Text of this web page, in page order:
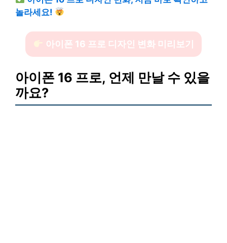
놀라세요!
아이폰 16 프로 디자인 변화 미리보기
아이폰 16 프로, 언제 만날 수 있을
까요?